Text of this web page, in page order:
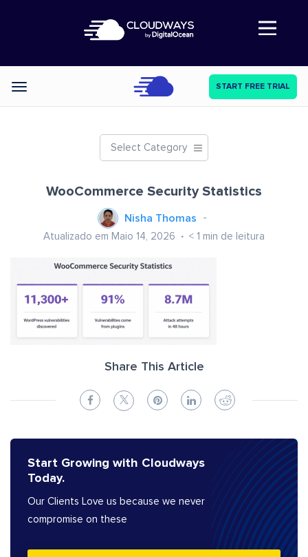
Abre a navegação
Categories START FREE TRIAL
Select Category
WooCommerce Security Statistics
Nisha Thomas
Atualizado em Maio 14, 2026 < 1 min de leitura
Share This Article
Start Growing with Cloudways
Today.
Our Clients Love us because we never
compromise on these